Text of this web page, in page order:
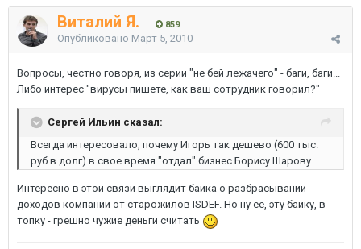
Виталий Я. 859
Опубликовано Март 5, 2010
Вопросы, честно говоря, из серии "не бей лежачего" - баги, баги...
Либо интерес "вирусы пишете, как ваш сотрудник говорил?"
Сергей Ильин сказал:
Всегда интересовало, почему Игорь так дешево (600 тыс.
руб в долг) в свое время "отдал" бизнес Борису Шарову.
Интересно в этой связи выглядит байка о разбрасывании
доходов компании от старожилов ISDEF. Но ну ее, эту байку, в
топку - грешно чужие деньги считать